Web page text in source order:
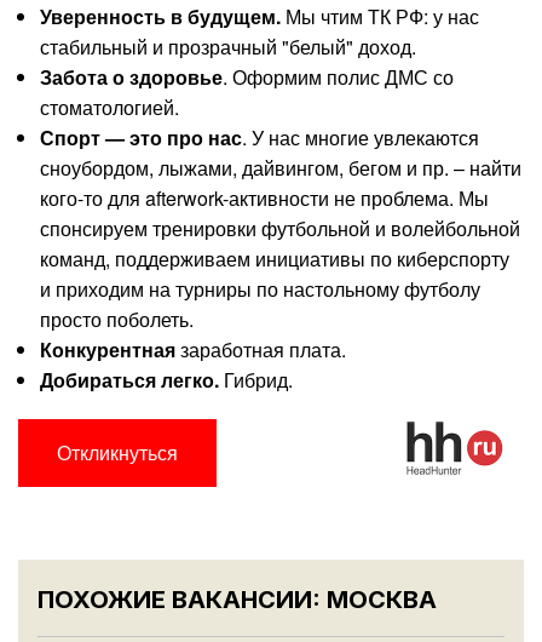
Уверенность в будущем. Мы чтим ТК РФ: у нас
стабильный и прозрачный "белый" доход.
Забота о здоровье. Оформим полис ДМС со
стоматологией.
Спорт — это про нас. У нас многие увлекаются
сноубордом, лыжами, дайвингом, бегом и пр. – найти
кого-то для afterwork-активности не проблема. Мы
спонсируем тренировки футбольной и волейбольной
команд, поддерживаем инициативы по киберспорту
и приходим на турниры по настольному футболу
просто поболеть.
Конкурентнаязаработная плата.
Добираться легко.Гибрид.
Откликнуться
ПОХОЖИЕ ВАКАНСИИ: МОСКВА